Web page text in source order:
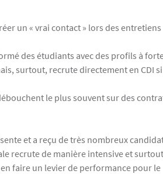
un « vrai contact » lors des entretiens
des étudiants avec des profils à
surtout, recrute directement en CDI
le plus souvent sur des
et a reçu de très nombreux
recrute de manière intensive et
faire un levier de performance pour le